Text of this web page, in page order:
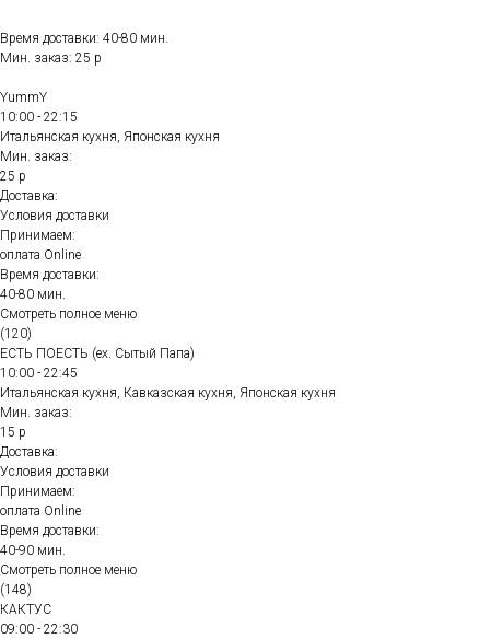
Время доставки: 40-80 мин.
Мин. заказ: 25 р
YummY
10:00 - 22:15
Итальянская кухня, Японская кухня
Мин. заказ:
25 р
Доставка:
Условия доставки
Принимаем:
оплата Online
Время доставки:
40-80 мин.
Смотреть полное меню
(120)
ЕСТЬ ПОЕСТЬ (ex. Сытый Папа)
10:00 - 22:45
Итальянская кухня, Кавказская кухня, Японская кухня
Мин. заказ:
15 р
Доставка:
Условия доставки
Принимаем:
оплата Online
Время доставки:
40-90 мин.
Смотреть полное меню
(148)
КАКТУС
09:00 - 22:30